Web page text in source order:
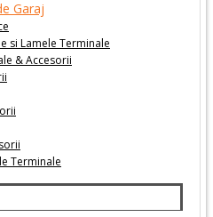
si Lamele Terminale
& Accesorii
Terminale